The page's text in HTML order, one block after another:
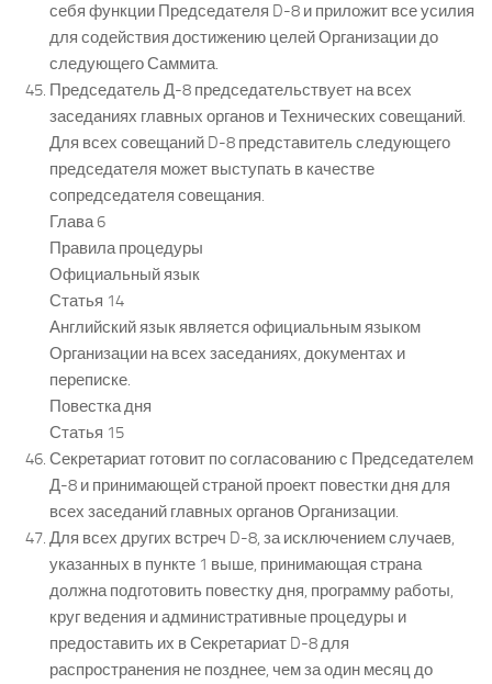
себя функции Председателя D-8 и приложит все усилия
для содействия достижению целей Организации до
следующего Саммита.
Председатель Д-8 председательствует на всех
заседаниях главных органов и Технических совещаний.
Для всех совещаний D-8 представитель следующего
председателя может выступать в качестве
сопредседателя совещания.
Глава 6
Правила процедуры
Официальный язык
Статья 14
Английский язык является официальным языком
Организации на всех заседаниях, документах и
переписке.
Повестка дня
Статья 15
Секретариат готовит по согласованию с Председателем
Д-8 и принимающей страной проект повестки дня для
всех заседаний главных органов Организации.
Для всех других встреч D-8, за исключением случаев,
указанных в пункте 1 выше, принимающая страна
должна подготовить повестку дня, программу работы,
круг ведения и административные процедуры и
предоставить их в Секретариат D-8 для
распространения не позднее, чем за один месяц до